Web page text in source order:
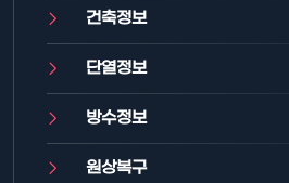
건축정보
단열정보
방수정보
원상복구